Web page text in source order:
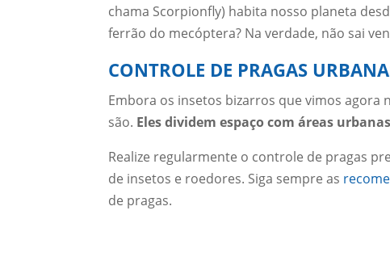
chama Scorpionfly) habita nosso planeta
ferrão do mecóptera? Na verdade, não sai
CONTROLE DE PRAGAS
Embora os insetos bizarros que vimos
são. Eles dividem espaço com áreas
Realize regularmente o controle de pragas
de insetos e roedores. Siga sempre as
de pragas.